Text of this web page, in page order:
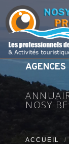
AGENCES
NOSY BE
ACCUEIL